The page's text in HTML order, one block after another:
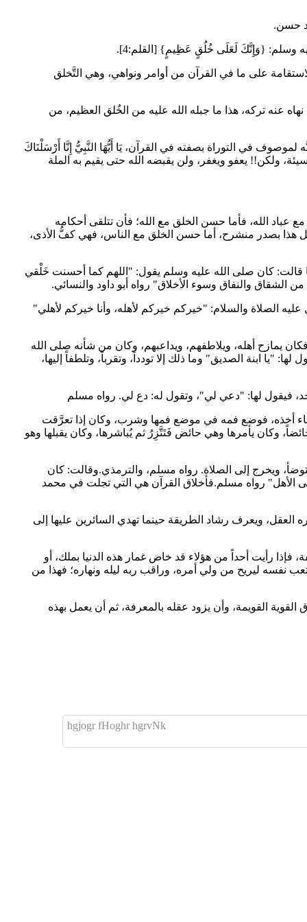
حسن.
وسلم: {وَإِنَّكَ لَعَلَى خُلُقٍ عَظِيمٍ} [القلم:4].
على ما في القرآن من أوامر ونواهي، وهي التَّخلق
عنه تركه، هذا ما جبله الله عليه من الخُلق العظيم، من
في التوراة بصفته في القرآن، يَا أَيُّهَا النَّبِيُّ إِنَّا أَرْسَلْنَاكَ
ولكن!! يعفو ويغفر، ولن يقبضه الله حتى يقيم به الملة
الله، فأما حسن الخلق مع الله؛ فأن تتلقى أحكامه
هذا بصدر منشرح، أما حسن الخلق مع الناس، فهي كفُّ الأذى،
قالت: كان صلى الله عليه وسلم يقول: "اللهم كما أحسنت خَلْقي
والنفاق وسوء الأخلاق" رواه أبو داود والنسائي.
الصلاة والسلام: "خيركم خيركم لأهله، وأنا خيركم لأهلي"
يمازح أهله، ويلاطفهم، ويداعبهم، وكان من شأنه صلى الله
"يا ابنة الصديق" وما ذلك إلا تودداً، وتقرباً، وتلطفاً إليها،
فيقول لها: "دعي لي"، وتقول له: دع لي. رواه مسلم
أخذه، فوضع فمه في موضع فمها وشرب، وكان إذا تعرَّقت
وكان يأمرها وهي حائض فَتَتَّزِرُ ثم يُباشرها، وكان يقبلها وهو
ويخرج إلى الصلاة. رواه مسلم، والترمذي.وقالت: كان
الأهل" رواه مسلم.فأخلاق القرآن هي التي تجلت في محمد
العقل، ويعرف رشاد الطريقة حينما تهدي السائرين عليها إلى
فإذا رأيت أحداً من هؤلاء قد خاض غمار هذه الدنيا بملك، أو
نفسه ليريح من ولي أمره، وراقب ربه ليله ونهاره؛ فهذا من
القويمة، وأن يزود عقله بالمعرفة، ثم أن يعمل بهذه
hgjogr fHoghr hgrvNk